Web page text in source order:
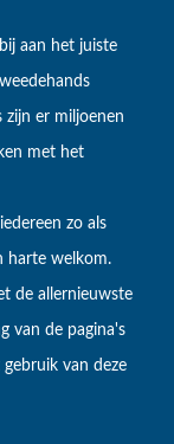
aan het juiste
zijn er miljoenen
met het
zo als
harte welkom.
de allernieuwste
van de pagina's
van deze